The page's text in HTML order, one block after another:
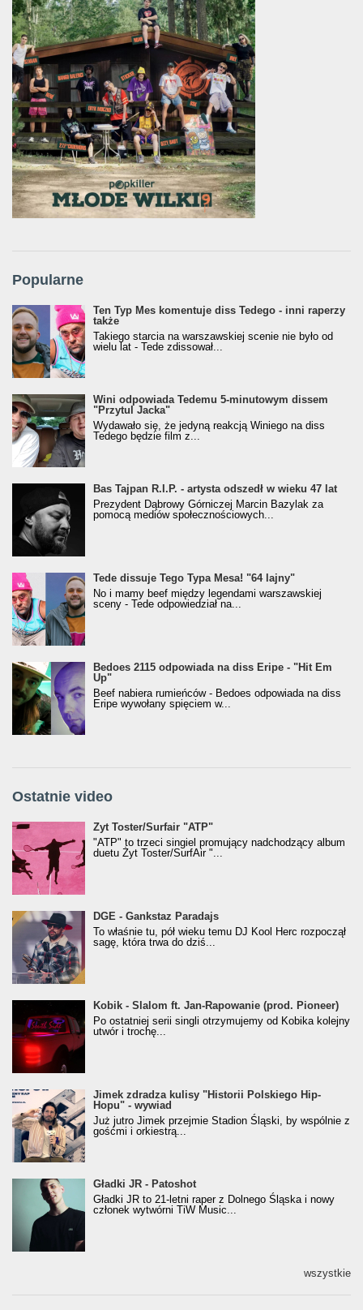
Popularne
Ten Typ Mes komentuje diss Tedego - inni raperzy
także
Takiego starcia na warszawskiej scenie nie było od
wielu lat - Tede zdissował...
Wini odpowiada Tedemu 5-minutowym dissem
"Przytul Jacka"
Wydawało się, że jedyną reakcją Winiego na diss
Tedego będzie film z...
Bas Tajpan R.I.P. - artysta odszedł w wieku 47 lat
Prezydent Dąbrowy Górniczej Marcin Bazylak za
pomocą mediów społecznościowych...
Tede dissuje Tego Typa Mesa! "64 lajny"
No i mamy beef między legendami warszawskiej
sceny - Tede odpowiedział na...
Bedoes 2115 odpowiada na diss Eripe - "Hit Em
Up"
Beef nabiera rumieńców - Bedoes odpowiada na diss
Eripe wywołany spięciem w...
Ostatnie video
Żyt Toster/SurfAir - ATP VIDEO
Żyt Toster/Surfair "ATP"
"ATP" to trzeci singiel promujący nadchodzący album
duetu Żyt Toster/SurfAir "...
donGURALesko z nagrodą za
Klasyczny/Trueschoolowy Album Roku
(Popkillery 2023)
DGE - Gankstaz Paradajs
To właśnie tu, pół wieku temu DJ Kool Herc rozpoczął
sagę, która trwa do dziś...
Kobik - Slalom ft. Jan-Rapowanie (prod. Pioneer)
[Official Music Visualiser]
Kobik - Slalom ft. Jan-Rapowanie (prod. Pioneer)
Po ostatniej serii singli otrzymujemy od Kobika kolejny
utwór i trochę...
Jimek zdradza kulisy "Historii Polskiego Hip-
Hopu" - wywiad
Jimek zdradza kulisy "Historii Polskiego Hip-
Hopu" - wywiad
Już jutro Jimek przejmie Stadion Śląski, by wspólnie z
gośćmi i orkiestrą...
Gładki JR - Patoshot
Gładki JR - Patoshot
Gładki JR to 21-letni raper z Dolnego Śląska i nowy
członek wytwórni TiW Music...
wszystkie